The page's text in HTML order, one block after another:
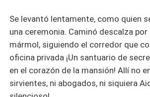
Se levantó lentamente, como quien
una ceremonia. Caminó descalza
mármol, siguiendo el corredor que
oficina privada ¡Un santuario de
en el corazón de la mansión! Allí no
sirvientes, ni abogados, ni siquiera